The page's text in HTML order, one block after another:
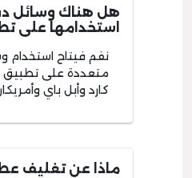
هل هناك وسائل
استخدامها على
نفم فيتاح استخدام
متعددة على تطبيق
كارد وأبل باي
ماذا عن تغليف